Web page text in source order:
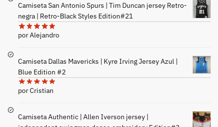
Camiseta San Antonio Spurs | Tim Duncan jersey Retro-
negra | Retro-Black Styles Edition#21
por Alejandro
Camiseta Dallas Mavericks | Kyre Irving Jersey Azul |
Blue Edition #2
por Cristian
Camiseta Authentic | Allen Iverson jersey |